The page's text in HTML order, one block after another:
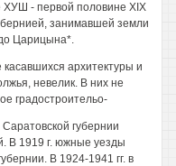
ХУШ - первой половине XIX
занимавшей земли
Царицына*.
архитектуры и
невелик. В них не
градостроительо-
губернии
В 1919 г. южные уезды
В 1924-1941 гг. в